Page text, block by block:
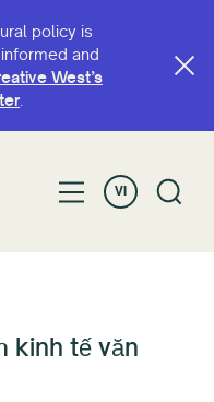
policy is
and
West’s
.
VI
kinh tế văn